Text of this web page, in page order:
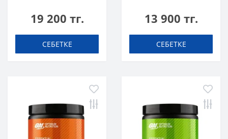
19 200 тг.
СЕБЕТКЕ
Energy 270 g Blue
13 900 тг.
СЕБЕТКЕ